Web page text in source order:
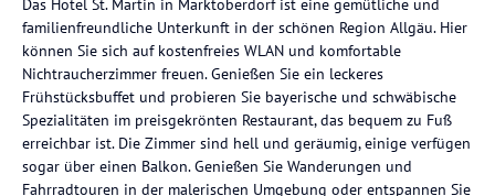
Das Hotel St. Martin in Marktoberdorf ist eine gemütliche und
familienfreundliche Unterkunft in der schönen Region Allgäu. Hier
können Sie sich auf kostenfreies WLAN und komfortable
Nichtraucherzimmer freuen. Genießen Sie ein leckeres
Frühstücksbuffet und probieren Sie bayerische und schwäbische
Spezialitäten im preisgekrönten Restaurant, das bequem zu Fuß
erreichbar ist. Die Zimmer sind hell und geräumig, einige verfügen
sogar über einen Balkon. Genießen Sie Wanderungen und
Fahrradtouren in der malerischen Umgebung oder entspannen Sie